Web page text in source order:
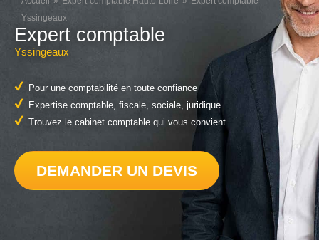
Yssingeaux
Expert comptable
Yssingeaux
Pour une comptabilité en toute confiance
Expertise comptable, fiscale, sociale, juridique
Trouvez le cabinet comptable qui vous convient
DEMANDER UN DEVIS